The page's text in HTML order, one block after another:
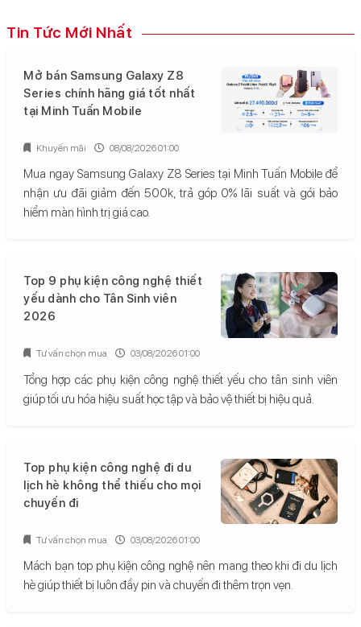
Tin Tức Mới Nhất
Mở bán Samsung Galaxy Z8
Series chính hãng giá tốt nhất
tại Minh Tuấn Mobile
Mua ngay Samsung Galaxy Z8 Series tại Minh Tuấn Mobile để
nhận ưu đãi giảm đến 500k, trả góp 0% lãi suất và gói bảo
hiểm màn hình trị giá cao.
Khuyến mãi 08/08/2026 01:00
Top 9 phụ kiện công nghệ thiết
yếu dành cho Tân Sinh viên
2026
Tổng hợp các phụ kiện công nghệ thiết yếu cho tân sinh viên
giúp tối ưu hóa hiệu suất học tập và bảo vệ thiết bị hiệu quả.
Tư vấn chọn mua 03/08/2026 01:00
Top phụ kiện công nghệ đi du
lịch hè không thể thiếu cho mọi
chuyến đi
Mách bạn top phụ kiện công nghệ nên mang theo khi đi du lịch
hè giúp thiết bị luôn đầy pin và chuyến đi thêm trọn vẹn.
Tư vấn chọn mua 03/08/2026 01:00